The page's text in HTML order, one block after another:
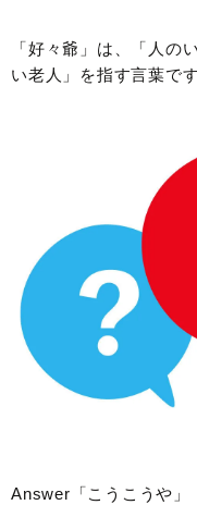
「好々爺」は、「人の
い老人」を指す言葉で
Answer「こうこうや」